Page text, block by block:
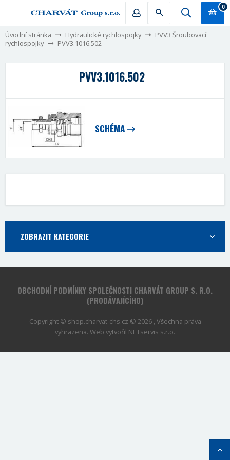
0
Úvodní stránka Hydraulické rychlospojky
PVV3 Šroubovací
rychlospojky
PVV3.1016.502
PVV3.1016.502
SCHÉMA
ZOBRAZIT KATEGORIE
OBCHODNÍ PODMÍNKY SPOLEČNOSTI CHARVÁT GROUP S. R.O.
(PRODÁVAJÍCÍHO)
Copyright © shop.charvat-chs.cz © 2026 , Všechna práva
vyhrazena. Web vytvořil NETservis s.r.o.